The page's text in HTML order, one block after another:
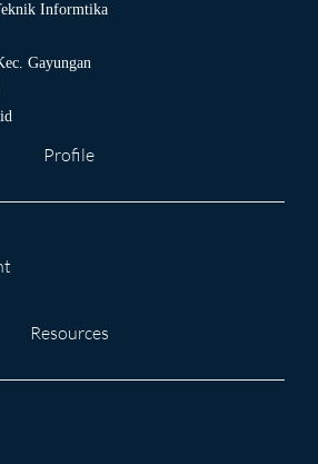
Informtika
Gayungan
Profile
Resources